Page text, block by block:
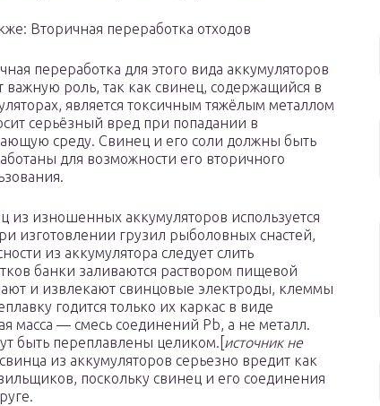
Вторичная переработка отходов
переработка для этого вида аккумуляторов
важную роль, так как свинец, содержащийся в
является токсичным тяжёлым металлом
серьёзный вред при попадании в
среду. Свинец и его соли должны быть
для возможности его вторичного
из изношенных аккумуляторов используется
изготовлении грузил рыболовных снастей,
из аккумулятора следует слить
банки заливаются раствором пищевой
и извлекают свинцовые электроды, клеммы
годится только их каркас в виде
масса — смесь соединений Pb, а не металл.
быть переплавлены целиком.[ источник не
из аккумуляторов серьезно вредит как
поскольку свинец и его соединения